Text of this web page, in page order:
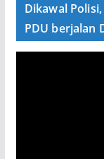
Dikawal
PDU berjalan